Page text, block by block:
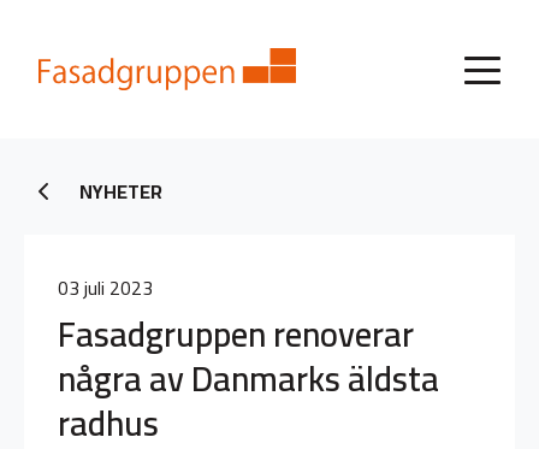
NYHETER
03 juli 2023
Fasadgruppen renoverar
några av Danmarks äldsta
radhus